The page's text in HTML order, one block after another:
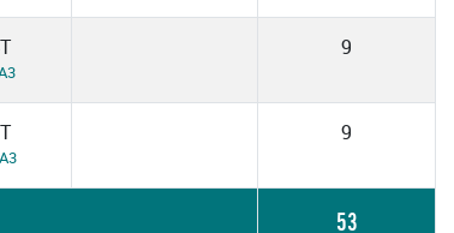
9
9
53